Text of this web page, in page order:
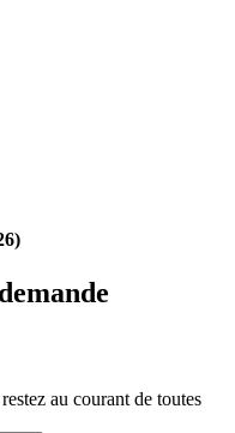
au courant de toutes